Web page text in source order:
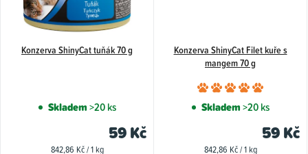
Konzerva ShinyCat tuňák 70 g
Skladem>20 ks
59 Kč
Měrná
842,86 Kč / 1 kg
Konzerva ShinyCat Filet kuře s
mangem 70 g
je
Skladem>20 ks
59 Kč
Měrná
842,86 Kč / 1 kg